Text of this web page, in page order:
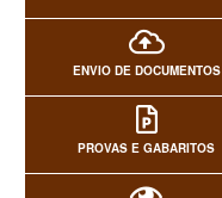
ENVIO DE DOCUMENTOS
PROVAS E GABARITOS